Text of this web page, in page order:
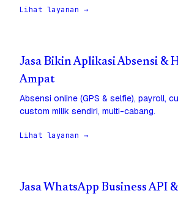
Lihat layanan →
Jasa Bikin Aplikasi Absensi &
Ampat
Absensi online (GPS & selfie), payroll,
custom milik sendiri, multi-cabang.
Lihat layanan →
Jasa WhatsApp Business API